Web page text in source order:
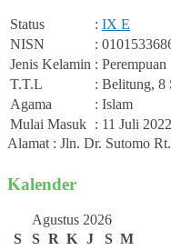
Status : IX E
NISN
:
Jenis Kelamin : Perempuan
T.T.L
: Belitung, 8
Agama
: Islam
Mulai Masuk : 11 Juli 2022
Alamat : Jln. Dr. Sutomo
Kalender
Agustus 2026
S
S R K J S M